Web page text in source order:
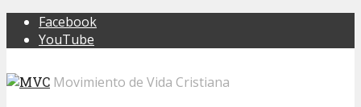
Facebook
YouTube
Movimiento de Vida Cristiana